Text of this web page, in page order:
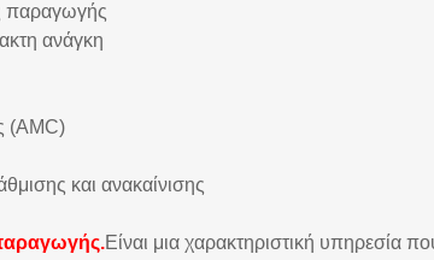
παραγωγής
ανάγκη
(AMC)
και ανακαίνισης
Είναι μια χαρακτηριστική υπηρεσία